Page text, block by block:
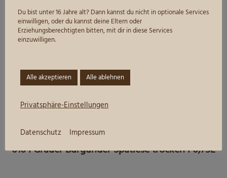
7,80€
zzgl.Versandkosten
Zum Produkt
016 I Grauer Burgunder Spätlese trocken I 0,75L
Du bist unter 16 Jahre alt? Dann kannst du nicht in optionale Services
einwilligen, oder du kannst deine Eltern oder
Erziehungsberechtigten bitten, mit dir in diese Services
einzuwilligen.
Alle akzeptieren Alle ablehnen
Privatsphäre-Einstellungen
Datenschutz Impressum